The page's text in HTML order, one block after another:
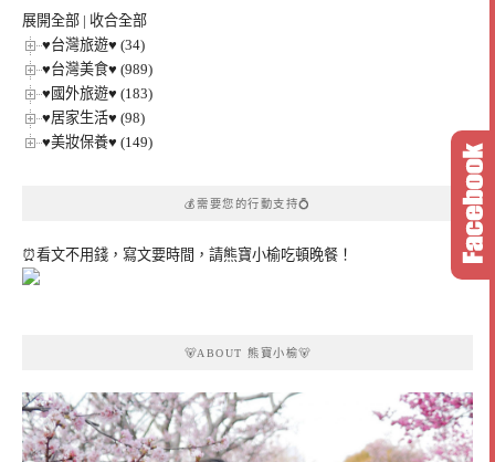
展開全部 | 收合全部
♥台灣旅遊♥ (34)
♥台灣美食♥ (989)
♥國外旅遊♥ (183)
♥居家生活♥ (98)
♥美妝保養♥ (149)
💰需要您的行動支持💍
⏰看文不用錢，寫文要時間，請熊寶小榆吃頓晚餐！
🐻ABOUT 熊寶小榆🐻